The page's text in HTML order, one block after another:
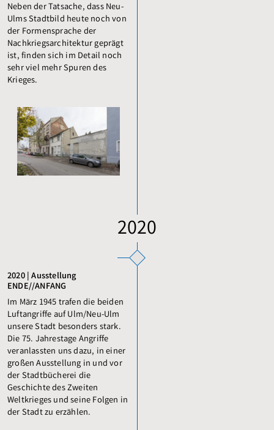
Neben der Tatsache, dass Neu-
Ulms Stadtbild heute noch von
der Formensprache der
Nachkriegsarchitektur geprägt
ist, finden sich im Detail noch
sehr viel mehr Spuren des
Krieges.
2020
2020 | Ausstellung
ENDE//ANFANG
Im März 1945 trafen die beiden
Luftangriffe auf Ulm/Neu-Ulm
unsere Stadt besonders stark.
Die 75. Jahrestage Angriffe
veranlassten uns dazu, in einer
großen Ausstellung in und vor
der Stadtbücherei die
Geschichte des Zweiten
Weltkrieges und seine Folgen in
der Stadt zu erzählen.